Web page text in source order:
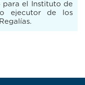
para el Instituto de
ejecutor de los